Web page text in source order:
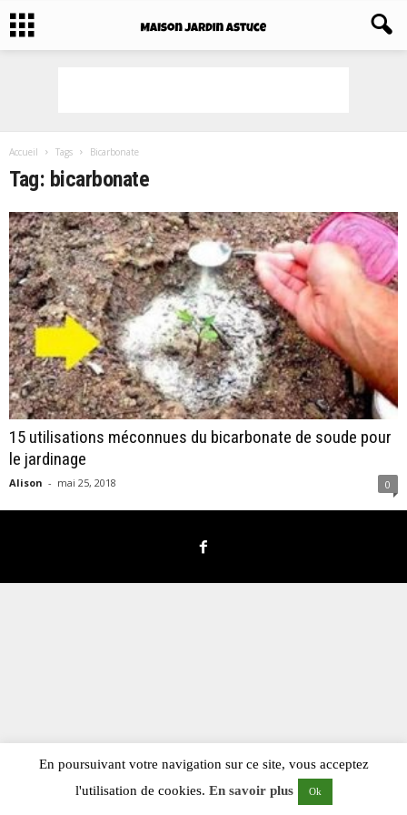
Accueil Tags Bicarbonate
Tag: bicarbonate
15 utilisations méconnues du bicarbonate de soude pour
le jardinage
Alison - mai 25, 2018 0
En poursuivant votre navigation sur ce site, vous acceptez
l'utilisation de cookies. En savoir plus Ok